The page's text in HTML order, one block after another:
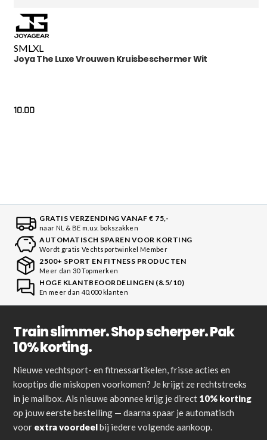
SMLXL
Joya The Luxe Vrouwen Kruisbeschermer Wit
10.00
GRATIS VERZENDING VANAF € 75,-
naar NL & BE m.u.v. bokszakken
AUTOMATISCH SPAREN VOOR KORTING
Wordt gratis Vechtsportwinkel Member
2500+ SPORT EN FITNESS PRODUCTEN
Meer dan 30 Topmerken
HOGE KLANTBEOORDELINGEN (8.5/10)
En meer dan 40.000 klanten
Train slimmer. Shop scherper. Pak
10% korting.
Nieuwe vechtsport- en fitnessartikelen, frisse acties en
kooptips die miskopen voorkomen? Je krijgt ze rechtstreeks
in je mailbox. Als nieuwe abonnee krijg je direct 10% korting
op jouw eerste bestelling — daarna spaar je automatisch
voor extra voordeelbij iedere volgende aankoop.